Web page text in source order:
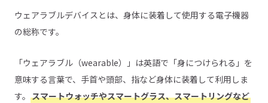
ウェアラブルデバイスとは、身体に装着して使用する電子機器
の総称です。
「ウェアラブル（wearable）」は英語で「身につけられる」を
意味する言葉で、手首や頭部、指など身体に装着して利用しま
す。 スマートウォッチやスマートグラス、スマートリングなど